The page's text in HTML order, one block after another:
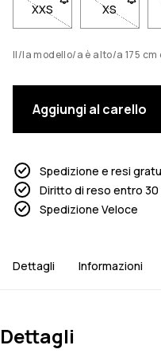
XXS- Taglia XXS non
XS- Taglia
Il/la modello/a è alto/a 175 cm
Aggiungi al carello
Spedizione e resi
Diritto di reso entro 30
Spedizione Veloce
Dettagli Informazioni
Dettagli